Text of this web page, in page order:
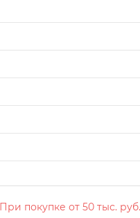
покупке от 50 тыс.